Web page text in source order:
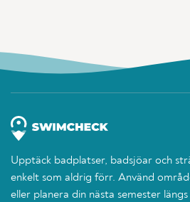
Upptäck badplatser, badsjöar och
enkelt som aldrig förr. Använd
eller planera din nästa semester